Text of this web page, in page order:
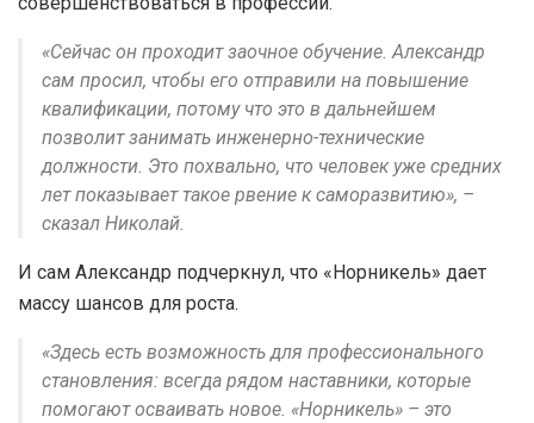
«Сейчас он проходит заочное обучение. Александр
сам просил, чтобы его отправили на повышение
квалификации, потому что это в дальнейшем
позволит занимать инженерно-технические
должности. Это похвально, что человек уже средних
лет показывает такое рвение к саморазвитию», –
сказал Николай.
И сам Александр подчеркнул, что «Норникель» дает
массу шансов для роста.
«Здесь есть возможность для профессионального
становления: всегда рядом наставники, которые
помогают осваивать новое. «Норникель» – это